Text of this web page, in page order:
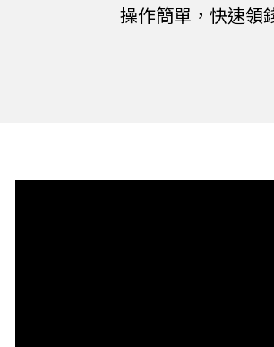
操作簡單，快速領